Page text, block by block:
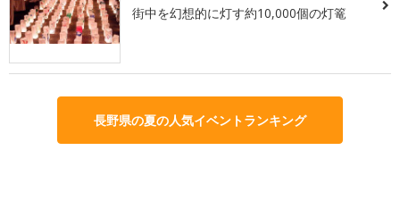
街中を幻想的に灯す約10,000個の灯篭
長野県の夏の人気イベントランキング